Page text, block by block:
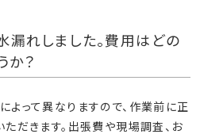
漏れしました。費用はどの
か？
って異なりますので、作業前に正
だきます。出張費や現場調査、お